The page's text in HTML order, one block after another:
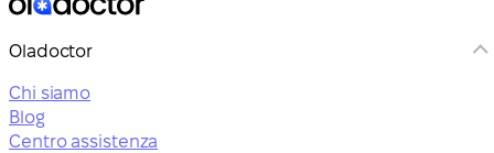
Oladoctor
Chi siamo
Blog
Centro assistenza